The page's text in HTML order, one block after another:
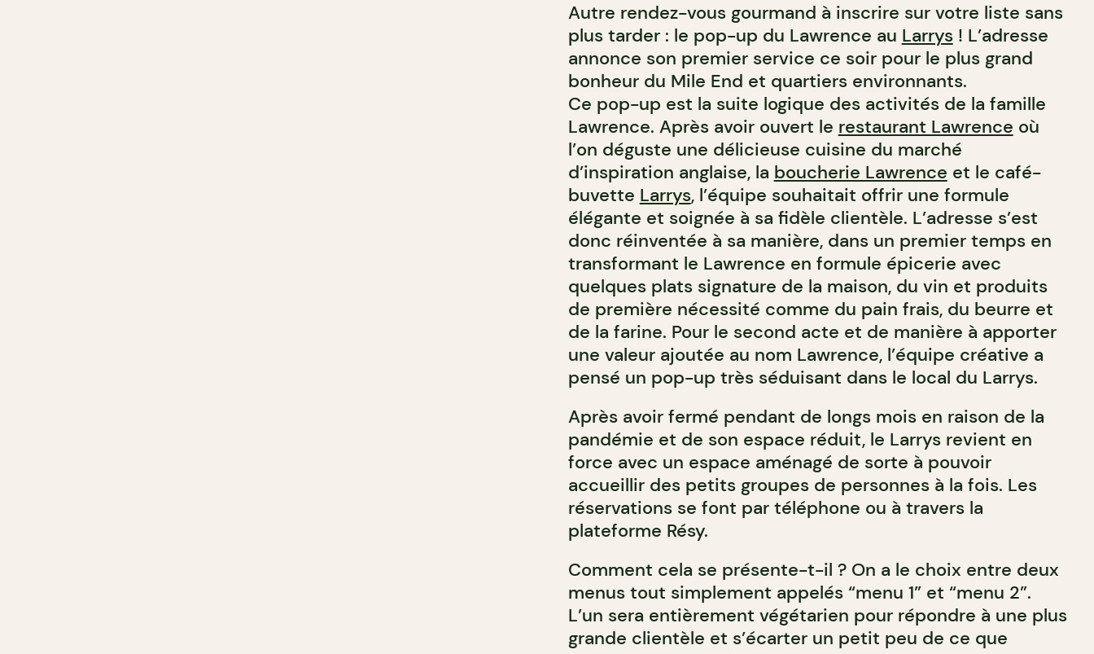
Autre rendez-vous gourmand à inscrire sur votre liste sans
plus tarder : le pop-up du Lawrence au Larrys! L’adresse
annonce son premier service ce soir pour le plus grand
bonheur du Mile End et quartiers environnants.
Ce pop-up est la suite logique des activités de la famille
Lawrence. Après avoir ouvert le restaurant Lawrence où
l’on déguste une délicieuse cuisine du marché
d’inspiration anglaise, la boucherie Lawrence et le café-
buvette Larrys, l’équipe souhaitait offrir une formule
élégante et soignée à sa fidèle clientèle. L’adresse s’est
donc réinventée à sa manière, dans un premier temps en
transformant le Lawrence en formule épicerie avec
quelques plats signature de la maison, du vin et produits
de première nécessité comme du pain frais, du beurre et
de la farine. Pour le second acte et de manière à apporter
une valeur ajoutée au nom Lawrence, l’équipe créative a
pensé un pop-up très séduisant dans le local du Larrys.
Après avoir fermé pendant de longs mois en raison de la
pandémie et de son espace réduit, le Larrys revient en
force avec un espace aménagé de sorte à pouvoir
accueillir des petits groupes de personnes à la fois. Les
réservations se font par téléphone ou à travers la
plateforme Résy.
Comment cela se présente-t-il ? On a le choix entre deux
menus tout simplement appelés “menu 1” et “menu 2”.
L’un sera entièrement végétarien pour répondre à une plus
grande clientèle et s’écarter un petit peu de ce que